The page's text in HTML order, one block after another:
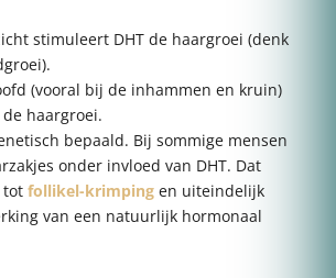
stimuleert DHT de haargroei (denk
(vooral bij de inhammen en kruin)
haargroei.
bepaald. Bij sommige mensen
onder invloed van DHT. Dat
tot follikel-krimping en uiteindelijk
van een natuurlijk hormonaal